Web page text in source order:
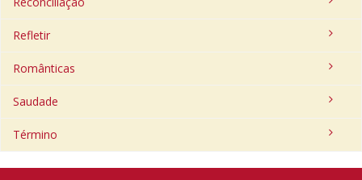
Refletir
Românticas
Saudade
Término